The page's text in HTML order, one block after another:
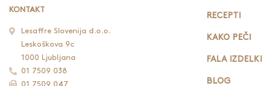
KONTAKT
Lesaffre Slovenija d.o.o.
Leskoškova 9c
1000 Ljubljana
01 7509 038
01 7509 047
RECEPTI
KAKO PEČI
FALA IZDELKI
BLOG